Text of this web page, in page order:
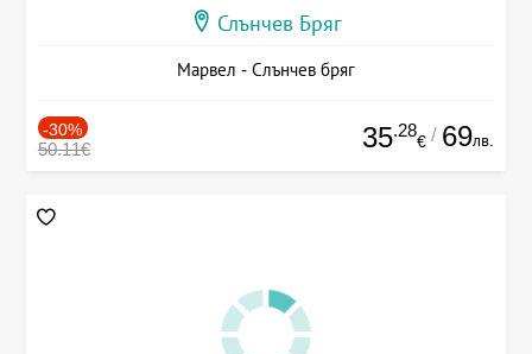
Слънчев Бряг
Марвел - Слънчев бряг
-30%
50.11€ 35.28
€ / 69лв.